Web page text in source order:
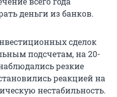
деньги из банков.
сделок
подсчетам, на 20-
резкие
реакцией на
нестабильность.